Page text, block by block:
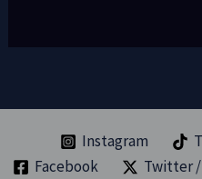
Instagram
Facebook
Twitter /